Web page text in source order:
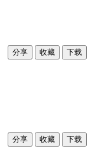
分享 收藏 下载
分享 收藏 下载